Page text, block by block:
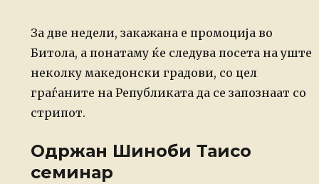
За две недели, закажана е промоција во
Битола, а понатаму ќе следува посета на уште
неколку македонски градови, со цел
граѓаните на Републиката да се запознаат со
стрипот.
Одржан Шиноби Таисо
семинар